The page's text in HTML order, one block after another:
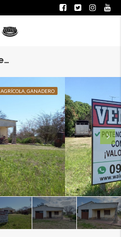
Chacra 7 Hectareas, en Zona Productiva de Rincón del Pino
AGRÍCOLA, GANADERO